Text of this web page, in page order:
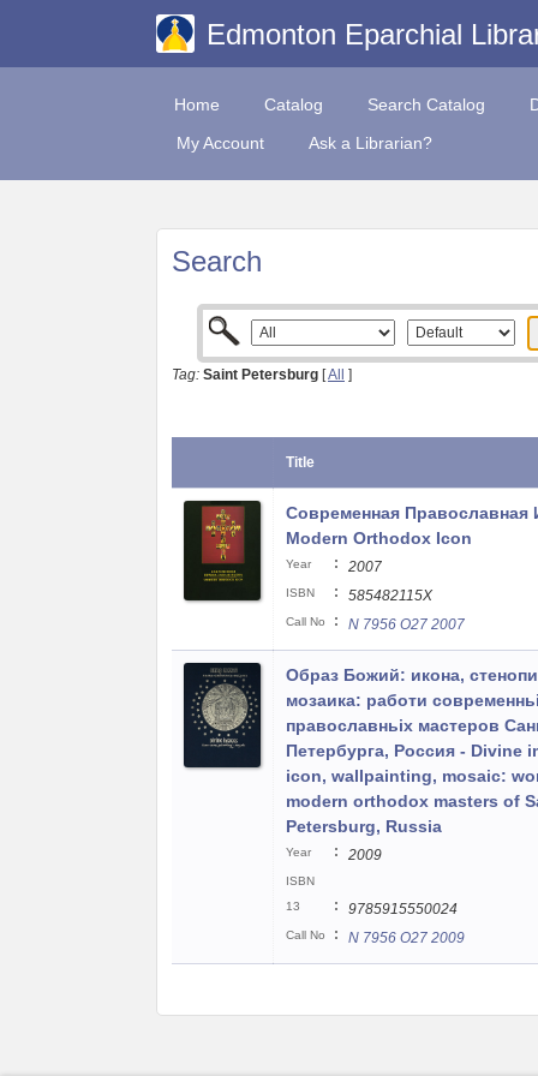
Edmonton Eparchial
Home Catalog Search Catalog
My Account
Ask a Librarian?
Search
Tag: Saint Petersburg [All ]
Title
Современная Православная
Modern Orthodox Icon
Year : 2007
ISBN : 585482115X
Call No : N 7956 O27 2007
Образ Божий: икона,
мозаика: работи
православньіх мастеров
Петербурга, Россия - Divine
icon, wallpainting, mosaic:
modern orthodox masters of
Petersburg, Russia
Year : 2009
ISBN
13
: 9785915550024
Call No : N 7956 O27 2009